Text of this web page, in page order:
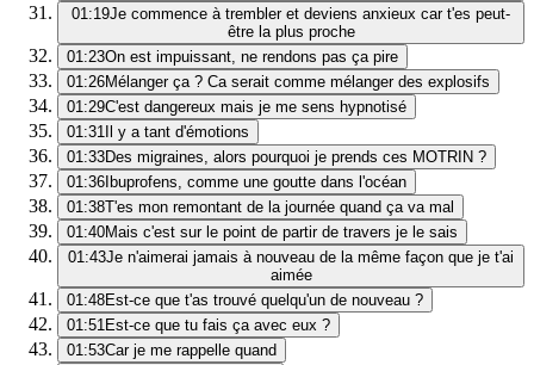
01:19Je commence à trembler et deviens anxieux car t'es peut-
être la plus proche
01:23On est impuissant, ne rendons pas ça pire
01:26Mélanger ça ? Ca serait comme mélanger des explosifs
01:29C'est dangereux mais je me sens hypnotisé
01:31 Il y a tant d'émotions
01:33Des migraines, alors pourquoi je prends ces MOTRIN ?
01:36 Ibuprofens, comme une goutte dans l'océan
01:38T'es mon remontant de la journée quand ça va mal
01:40Mais c'est sur le point de partir de travers je le sais
01:43Je n'aimerai jamais à nouveau de la même façon que je t'ai
aimée
01:48Est-ce que t'as trouvé quelqu'un de nouveau ?
01:51Est-ce que tu fais ça avec eux ?
01:53Car je me rappelle quand